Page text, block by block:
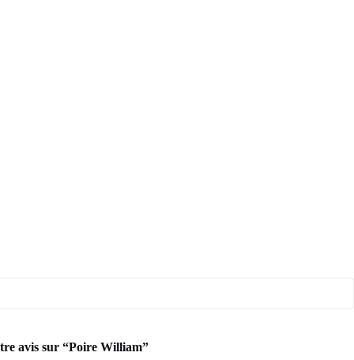
avis sur “Poire William”